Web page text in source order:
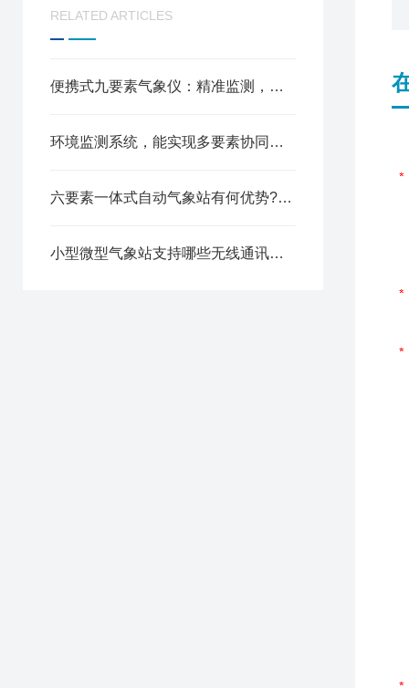
RELATED ARTICLES
便携式九要素气象仪：精准监测，全面感知复杂气象参数
环境监测系统，能实现多要素协同监测吗?
六要素一体式自动气象站有何优势?安装部署需要注意什么?
小型微型气象站支持哪些无线通讯方式？​